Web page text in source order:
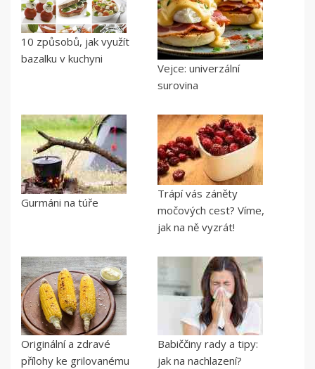
10 způsobů, jak využít
bazalku v kuchyni
Vejce: univerzální
surovina
Gurmáni na túře
Trápí vás záněty
močových cest? Víme,
jak na ně vyzrát!
Originální a zdravé
přílohy ke grilovanému
Babiččiny rady a tipy:
jak na nachlazení?